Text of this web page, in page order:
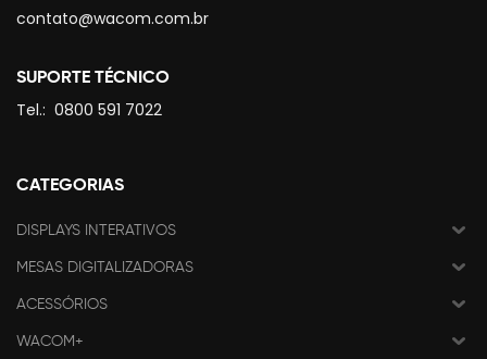
contato@wacom.com.br
SUPORTE TÉCNICO
Tel.: 0800 591 7022
CATEGORIAS
DISPLAYS INTERATIVOS
MESAS DIGITALIZADORAS
ACESSÓRIOS
WACOM+